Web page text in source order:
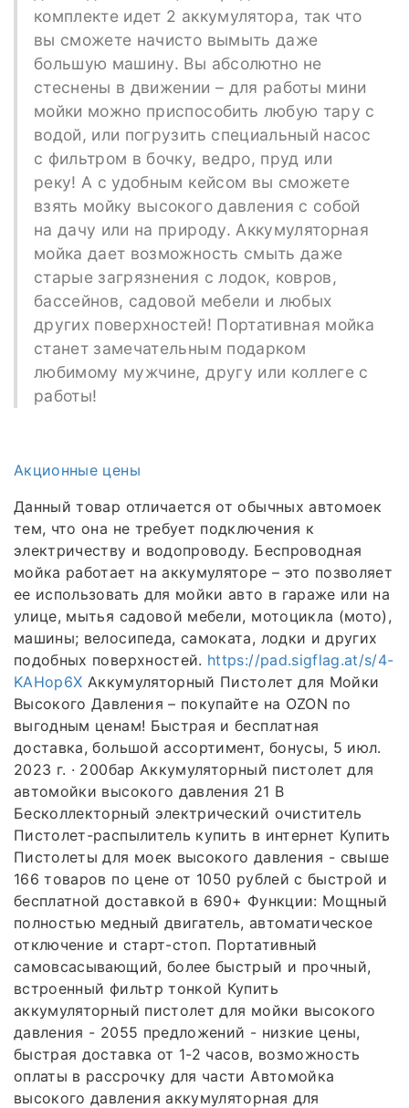
комплекте идет 2 аккумулятора, так что
вы сможете начисто вымыть даже
большую машину. Вы абсолютно не
стеснены в движении – для работы мини
мойки можно приспособить любую тару с
водой, или погрузить специальный насос
с фильтром в бочку, ведро, пруд или
реку! А с удобным кейсом вы сможете
взять мойку высокого давления с собой
на дачу или на природу. Аккумуляторная
мойка дает возможность смыть даже
старые загрязнения с лодок, ковров,
бассейнов, садовой мебели и любых
других поверхностей! Портативная мойка
станет замечательным подарком
любимому мужчине, другу или коллеге с
работы!
Акционные цены
Данный товар отличается от обычных автомоек
тем, что она не требует подключения к
электричеству и водопроводу. Беспроводная
мойка работает на аккумуляторе – это позволяет
ее использовать для мойки авто в гараже или на
улице, мытья садовой мебели, мотоцикла (мото),
машины; велосипеда, самоката, лодки и других
подобных поверхностей. https://pad.sigflag.at/s/4-
KAHop6X Аккумуляторный Пистолет для Мойки
Высокого Давления – покупайте на OZON по
выгодным ценам! Быстрая и бесплатная
доставка, большой ассортимент, бонусы, 5 июл.
2023 г. · 200бар Аккумуляторный пистолет для
автомойки высокого давления 21 В
Бесколлекторный электрический очиститель
Пистолет-распылитель купить в интернет Купить
Пистолеты для моек высокого давления - свыше
166 товаров по цене от 1050 рублей с быстрой и
бесплатной доставкой в 690+ Функции: Мощный
полностью медный двигатель, автоматическое
отключение и старт-стоп. Портативный
самовсасывающий, более быстрый и прочный,
встроенный фильтр тонкой Купить
аккумуляторный пистолет для мойки высокого
давления - 2055 предложений - низкие цены,
быстрая доставка от 1-2 часов, возможность
оплаты в рассрочку для части Автомойка
высокого давления аккумуляторная для